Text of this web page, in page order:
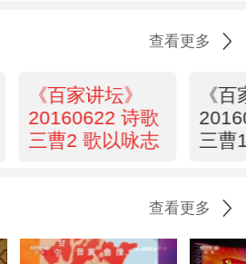
查看更多
《百家讲坛》
20160622 诗歌
三曹2 歌以咏志
《
三曹
查看更多